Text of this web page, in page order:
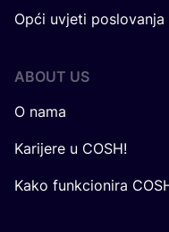
Opći uvjeti
ABOUT US
O nama
Karijere u COSH!
Kako funkcionira